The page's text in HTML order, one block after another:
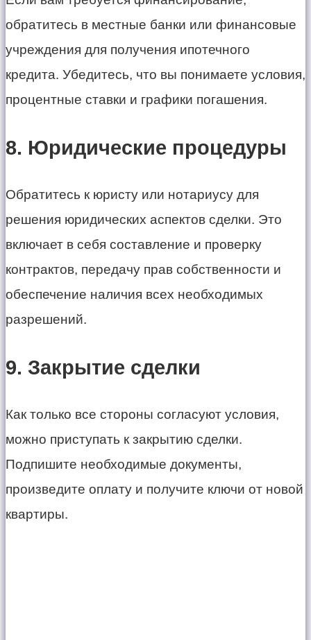
обратитесь в местные банки или финансовые
учреждения для получения ипотечного
кредита. Убедитесь, что вы понимаете условия,
процентные ставки и графики погашения.
8. Юридические процедуры
Обратитесь к юристу или нотариусу для
решения юридических аспектов сделки. Это
включает в себя составление и проверку
контрактов, передачу прав собственности и
обеспечение наличия всех необходимых
разрешений.
9. Закрытие сделки
Как только все стороны согласуют условия,
можно приступать к закрытию сделки.
Подпишите необходимые документы,
произведите оплату и получите ключи от новой
квартиры.